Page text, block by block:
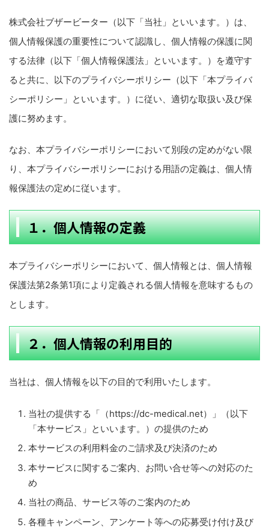
株式会社ブザービーター（以下「当社」といいます。）は、
個人情報保護の重要性について認識し、個人情報の保護に関
する法律（以下「個人情報保護法」といいます。）を遵守す
ると共に、以下のプライバシーポリシー（以下「本プライバ
シーポリシー」といいます。）に従い、適切な取扱い及び保
護に努めます。
なお、本プライバシーポリシーにおいて別段の定めがない限
り、本プライバシーポリシーにおける用語の定義は、個人情
報保護法の定めに従います。
１．個人情報の定義
本プライバシーポリシーにおいて、個人情報とは、個人情報
保護法第2条第1項により定義される個人情報を意味するもの
とします。
２．個人情報の利用目的
当社は、個人情報を以下の目的で利用いたします。
当社の提供する「（https://dc-medical.net）」（以下
「本サービス」といいます。）の提供のため
本サービスの利用料金のご請求及び決済のため
本サービスに関するご案内、お問い合せ等への対応のた
め
当社の商品、サービス等のご案内のため
各種キャンペーン、アンケート等への応募受け付け及び